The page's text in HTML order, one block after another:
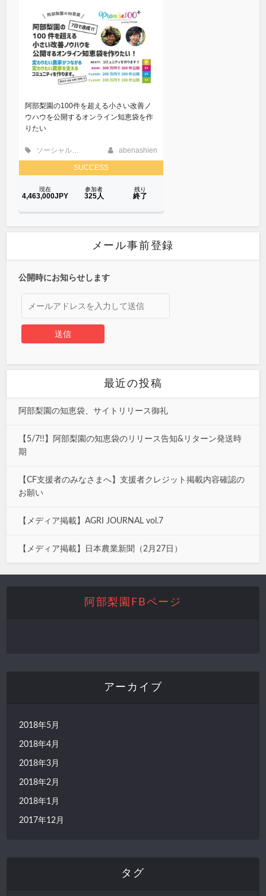
メール事前登録
公開時にお知らせします
最近の投稿
阿部梨園の知恵袋、サイトリリース御礼
【5/7!!】阿部梨園の知恵袋のリリース告知&リターン発送時
期
【CF支援者のみなさまへ】支援者クレジット掲載内容確認の
お願い
【メディア掲載】AGRI JOURNAL vol.7
【メディア掲載】日本農業新聞（2月27日）
阿部梨園FBページ
アーカイブ
2018年5月
2018年4月
2018年3月
2018年2月
2018年1月
2017年12月
タグ